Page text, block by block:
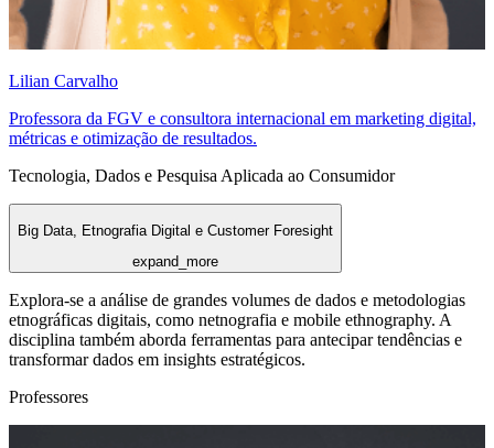
Lilian Carvalho
Professora da FGV e consultora internacional em marketing digital,
métricas e otimização de resultados.
Tecnologia, Dados e Pesquisa Aplicada ao Consumidor
Big Data, Etnografia Digital e Customer Foresight
expand_more
Explora-se a análise de grandes volumes de dados e metodologias
etnográficas digitais, como netnografia e mobile ethnography. A
disciplina também aborda ferramentas para antecipar tendências e
transformar dados em insights estratégicos.
Professores